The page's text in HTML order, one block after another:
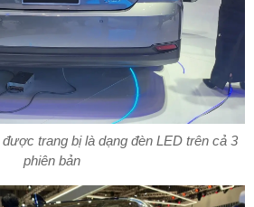
trang bị là dạng đèn LED trên cả 3
phiên bản